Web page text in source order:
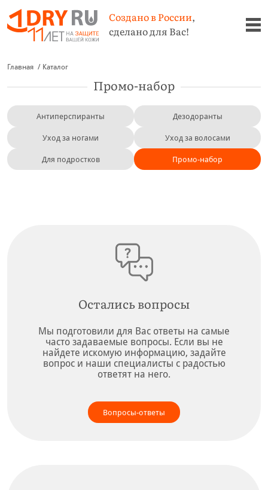
Создано в России,
сделано для Вас!
Главная Каталог
Промо-набор
Антиперспиранты Дезодоранты
Уход за ногами Уход за волосами
Для подростков Промо-набор
Остались вопросы
Мы подготовили для Вас ответы на самые
часто задаваемые вопросы. Если вы не
найдете искомую информацию, задайте
вопрос и наши специалисты с радостью
ответят на него.
Вопросы-ответы